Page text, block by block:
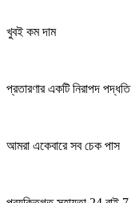
খুবই কম দাম
প্রতারণার একটি নিরাপদ পদ্ধতি
আমরা একেবারে সব চেক পাস